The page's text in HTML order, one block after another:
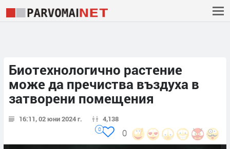
Биотехнологично растение
може да пречиства въздуха в
затворени помещения
16:11, 02 юни 2024 г. 4,138
0
0